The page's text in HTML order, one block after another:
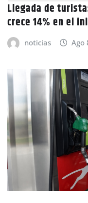
Llegada de
crece 14% en el
noticias Ago